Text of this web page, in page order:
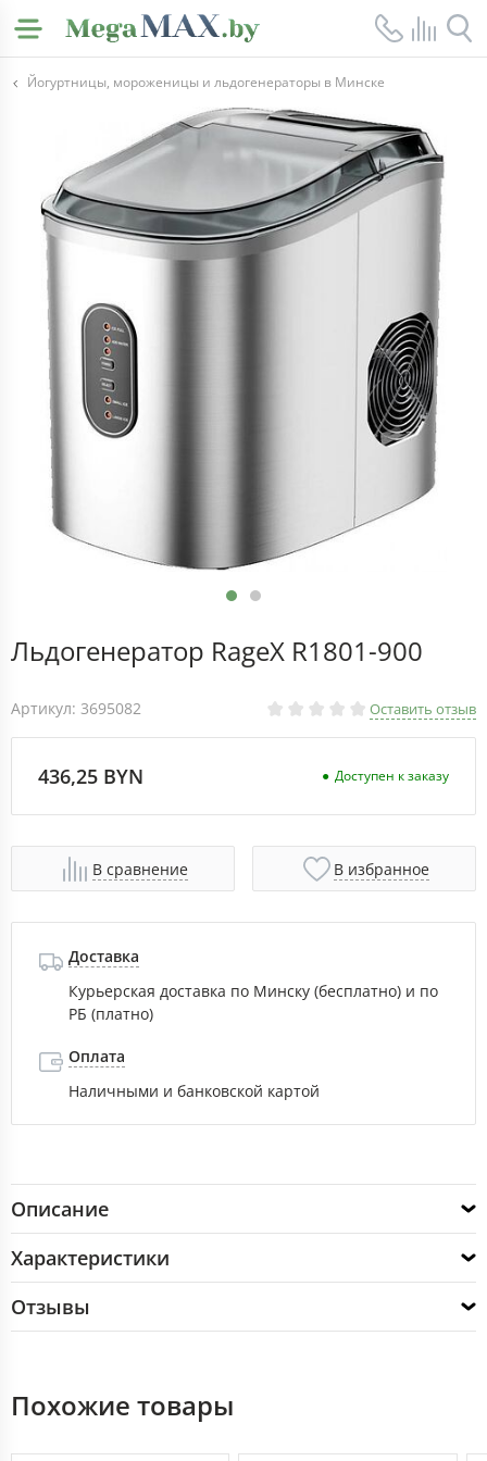
Йогуртницы, мороженицы и льдогенераторы в Минске
Льдогенератор RageX R1801-900
Артикул: 3695082 Оставить отзыв
436,25 BYN Доступен к заказу
В сравнение В избранное
Доставка
Курьерская доставка по Минску (бесплатно) и по
РБ (платно)
Оплата
Наличными и банковской картой
Описание
Характеристики
Отзывы
Похожие товары